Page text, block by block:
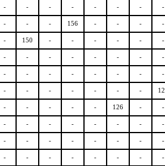
- - - - - - - -
- - - 156 - - - -
- 150 - - - - - -
- - - - - - - -
- - - - - - - -
- - - - - - -
- - - - - 126 - -
- - - - - - - -
- - - - - - - -
- - - - - - - -